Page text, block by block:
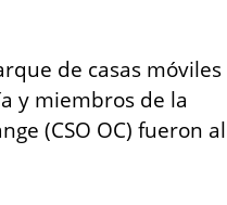
de casas móviles
y miembros de la
(CSO OC) fueron al